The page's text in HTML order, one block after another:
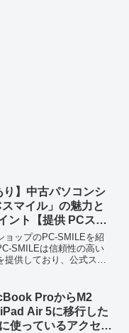
り】中古パソコンシ
マイル」の魅力と
ント【提供 PCスマ
ョップのPC-SMILEを紹
SMILEは信頼性の高い
提供しており、公式スト
ProからM2
Air 5に移行した
使っているアクセサ